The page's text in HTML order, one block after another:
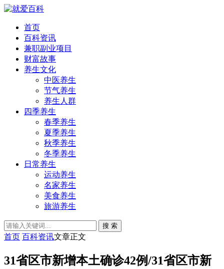
首页
百科资讯
兼职副业项目
财富故事
养生文化
中医养生
节气养生
养生人群
四季养生
春季养生
夏季养生
秋季养生
冬季养生
日常养生
运动养生
名家养生
美食养生
旅游养生
搜 索
首页 百科资讯文章正文
31省区市新增本土确诊42例/31省区市新